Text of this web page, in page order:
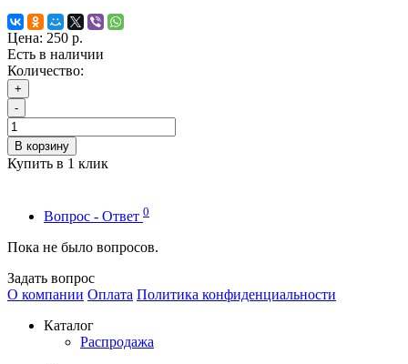
Цена: 250 р.
Есть в наличии
Количество:
+
-
В корзину
Купить в 1 клик
Вопрос - Ответ 0
Пока не было вопросов.
Задать вопрос
О компании Оплата Политика конфиденциальности
Каталог
Распродажа